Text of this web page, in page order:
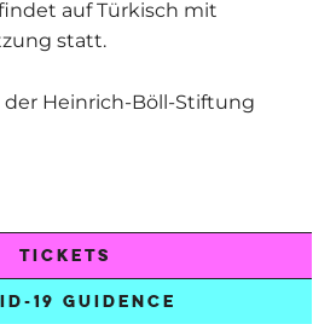
auf Türkisch mit
statt.
Heinrich-Böll-Stiftung
TICKETS
19 GUIDENCE